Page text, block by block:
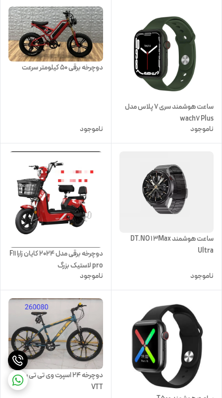
ساعت هوشمند سری 7 پلاس مدل
wach7 Plus
ناموجود
دوچرخه برقی 50 کیلومتر سرعت
ناموجود
ساعت هوشمند DT.NO 1 3Max
Ultra
ناموجود
دوچرخه برقی مدل 2024 کایان زارا F11
pro لاستیک بزرگ
ناموجود
دوچرخه 24 اسپرت وی تی تی سایز
VTT